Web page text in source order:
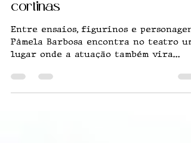
A verdade que mora atrás das
cortinas
Entre ensaios, figurinos e
Pâmela Barbosa encontra no teatro um
lugar onde a atuação também vira